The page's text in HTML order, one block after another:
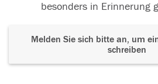
besonders in Erinnerung
Melden Sie sich bitte an, um
schreiben